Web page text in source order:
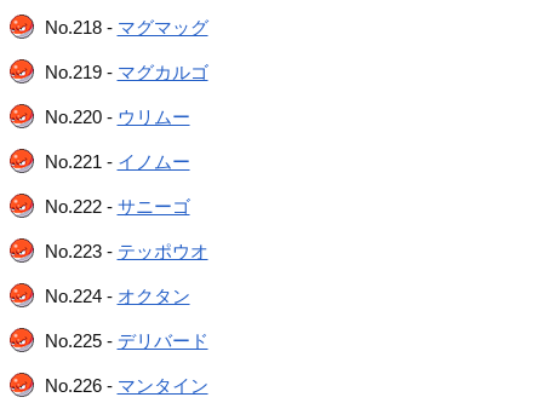
No.218 - マグマッグ
No.219 - マグカルゴ
No.220 - ウリムー
No.221 - イノムー
No.222 - サニーゴ
No.223 - テッポウオ
No.224 - オクタン
No.225 - デリバード
No.226 - マンタイン